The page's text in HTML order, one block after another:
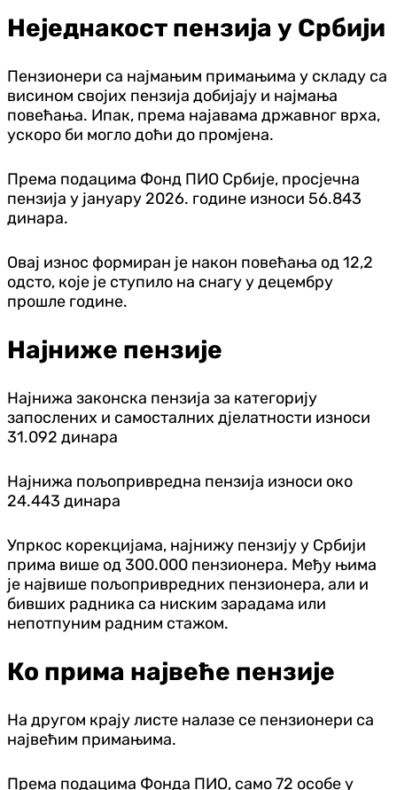
Неједнакост пензија у Србији
Пензионери са најмањим примањима у складу са
висином својих пензија добијају и најмања
повећања. Ипак, према најавама државног врха,
ускоро би могло доћи до промјена.
Према подацима Фонд ПИО Србије, просјечна
пензија у јануару 2026. године износи 56.843
динара.
Овај износ формиран је након повећања од 12,2
одсто, које је ступило на снагу у децембру
прошле године.
Најниже пензије
Најнижа законска пензија за категорију
запослених и самосталних д‌јелатности износи
31.092 динара
Најнижа пољопривредна пензија износи око
24.443 динара
Упркос корекцијама, најнижу пензију у Србији
прима више од 300.000 пензионера. Међу њима
је највише пољопривредних пензионера, али и
бивших радника са ниским зарадама или
непотпуним радним стажом.
Ко прима највеће пензије
На другом крају листе налазе се пензионери са
највећим примањима.
Према подацима Фонда ПИО, само 72 особе у